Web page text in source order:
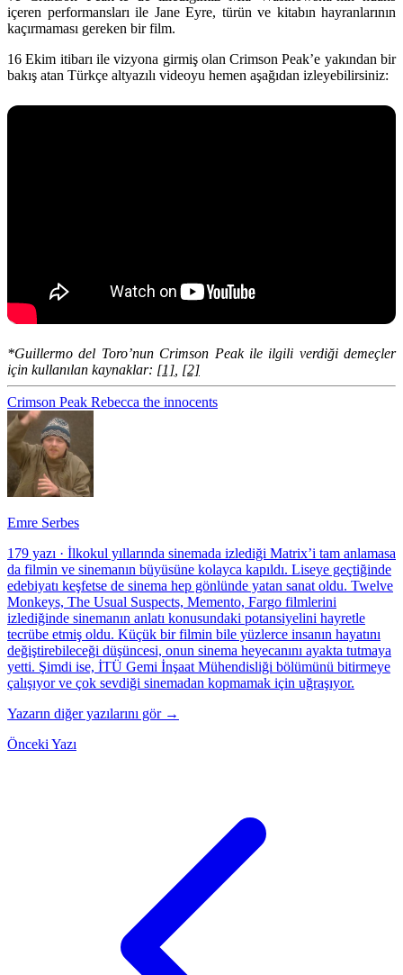
içeren performansları ile Jane Eyre, türün ve kitabın hayranlarının
kaçırmaması gereken bir film.
16 Ekim itibarı ile vizyona girmiş olan Crimson Peak’e yakından bir
bakış atan Türkçe altyazılı videoyu hemen aşağıdan izleyebilirsiniz:
*Guillermo del Toro’nun Crimson Peak ile ilgili verdiği demeçler
için kullanılan kaynaklar: [1] [2]
Crimson Peak Rebecca the innocents
Emre Serbes
179 yazı · İlkokul yıllarında sinemada izlediği Matrix’i tam anlamasa
da filmin ve sinemanın büyüsüne kolayca kapıldı. Liseye geçtiğinde
edebiyatı keşfetse de sinema hep gönlünde yatan sanat oldu. Twelve
Monkeys, The Usual Suspects, Memento, Fargo filmlerini
izlediğinde sinemanın anlatı konusundaki potansiyelini hayretle
tecrübe etmiş oldu. Küçük bir filmin bile yüzlerce insanın hayatını
değiştirebileceği düşüncesi, onun sinema heyecanını ayakta tutmaya
yetti. Şimdi ise, İTÜ Gemi İnşaat Mühendisliği bölümünü bitirmeye
çalışıyor ve çok sevdiği sinemadan kopmamak için uğraşıyor.
Yazarın diğer yazılarını gör →
Önceki Yazı